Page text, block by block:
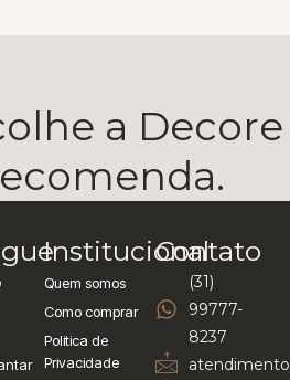
a Decore
Institucional
Quem somos
Como comprar
Politica de
Privacidade
Contato
(31)
99777-
8237